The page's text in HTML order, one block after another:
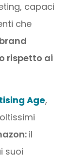
capaci
che
rispetto ai
Age,
il
suoi